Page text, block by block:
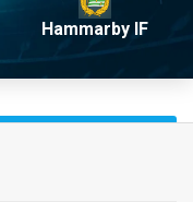
Hammarby IF